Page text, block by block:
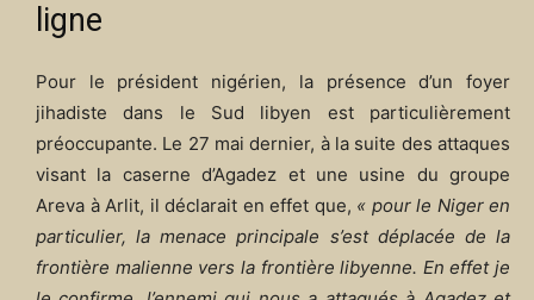
ligne
Pour le président nigérien, la présence d’un foyer
jihadiste dans le Sud libyen est particulièrement
préoccupante. Le 27 mai dernier, à la suite des attaques
visant la caserne d’Agadez et une usine du groupe
Areva à Arlit, il déclarait en effet que, « pour le Niger en
particulier, la menace principale s’est déplacée de la
frontière malienne vers la frontière libyenne. En effet je